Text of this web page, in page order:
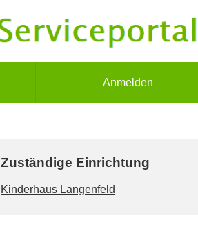
Anmelden
Zuständige Einrichtung
Kinderhaus Langenfeld